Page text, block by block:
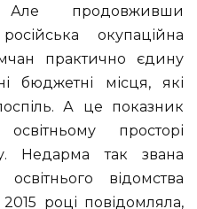
продовживши
окупаційна
практично єдину
бюджетні місця, які
А це показник
просторі
Недарма так звана
відомства
році повідомляла,